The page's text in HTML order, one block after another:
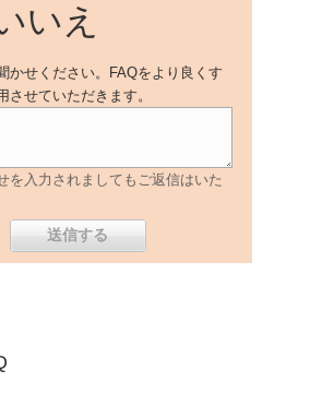
いえ
かせください。FAQをより良くす
させていただきます。
を入力されましてもご返信はいた